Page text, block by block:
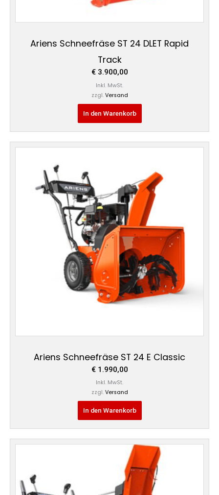
Ariens Schneefräse ST 24 DLET Rapid
Track
€3.900,00
Inkl. MwSt.
zzgl. Versand
In den Warenkorb
Ariens Schneefräse ST 24 E Classic
€1.990,00
Inkl. MwSt.
zzgl. Versand
In den Warenkorb